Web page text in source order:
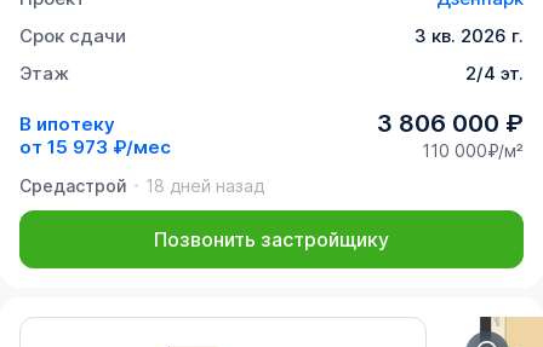
Срок сдачи
3 кв. 2026 г.
Этаж
2/4 эт.
В ипотеку
от 15 973 ₽/мес
3 806 000 ₽
110 000₽/м²
Средастрой
18 дней назад
Позвонить застройщику